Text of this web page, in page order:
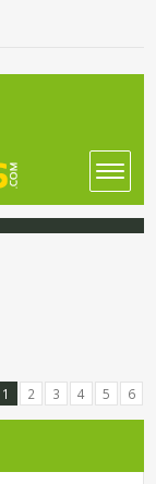
1 2 3 4 5 6